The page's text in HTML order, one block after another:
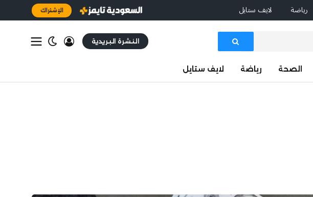
رياضة لايف ستايل الإشتراك
النشرة البريدية
الصحة رياضة لايف ستايل